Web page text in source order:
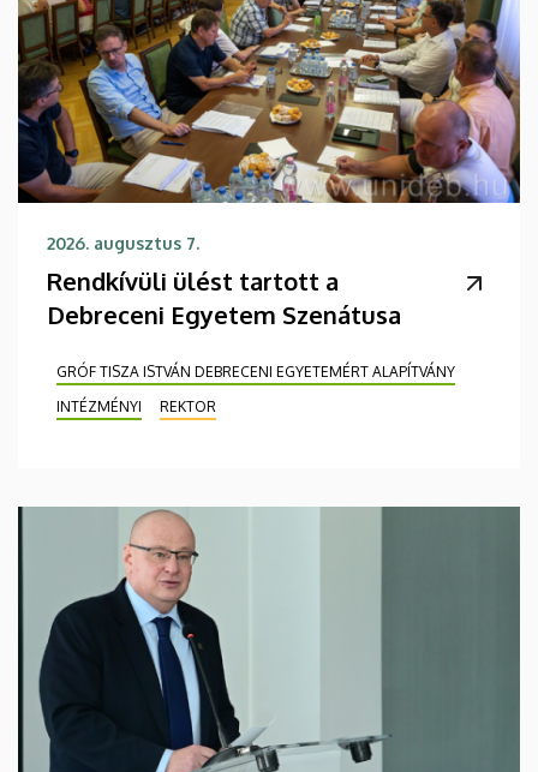
2026. augusztus 7.
Rendkívüli ülést tartott a
Debreceni Egyetem Szenátusa
GRÓF TISZA ISTVÁN DEBRECENI EGYETEMÉRT ALAPÍTVÁNY
INTÉZMÉNYI
REKTOR